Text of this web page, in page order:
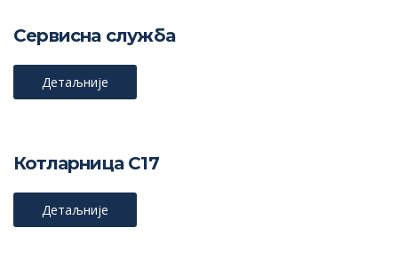
Сервисна служба
Детаљније
Котларница С17
Детаљније